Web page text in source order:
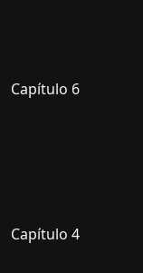
Capítulo 6
Capítulo 4